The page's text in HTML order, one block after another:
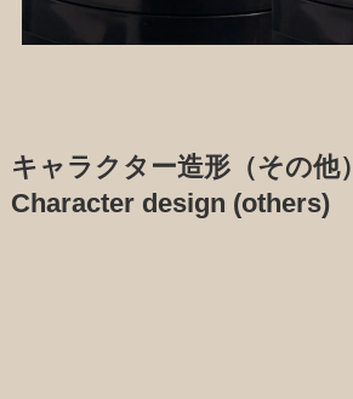
キャラクター造形（その他）
Character design (others)